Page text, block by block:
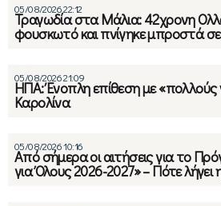
05/08/2026 22:12
Τραγωδία στα Μάλια: 42χρονη
φουσκωτό και πνίγηκε μπροστά σε
05/08/2026 21:09
ΗΠΑ: Ένοπλη επίθεση με «πολλούς
Καρολίνα
05/08/2026 10:16
Από σήμερα οι αιτήσεις για το
για Όλους 2026-2027» – Πότε